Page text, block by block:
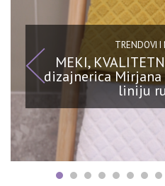
TRENDOVI
MEKI,
dizajnerica
liniju